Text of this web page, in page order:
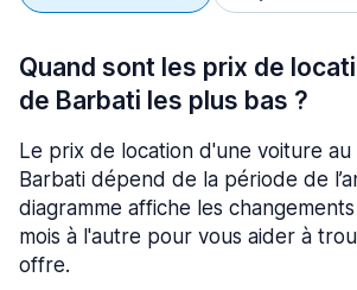
Quand sont les prix de
de Barbati les plus bas ?
Le prix de location d'une voiture au
Barbati dépend de la période de
diagramme affiche les
mois à l'autre pour vous aider à
offre.